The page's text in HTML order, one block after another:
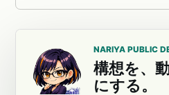
NARIYA PUBLIC
構想を、
にする。